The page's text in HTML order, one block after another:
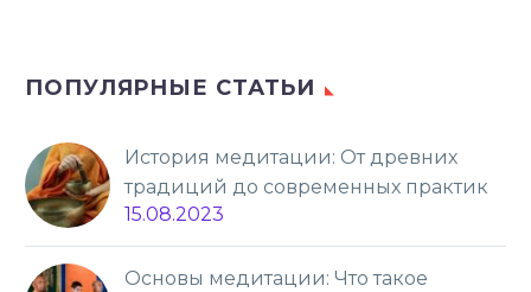
ПОПУЛЯРНЫЕ СТАТЬИ
История медитации: От древних
традиций до современных практик
15.08.2023
Основы медитации: Что такое